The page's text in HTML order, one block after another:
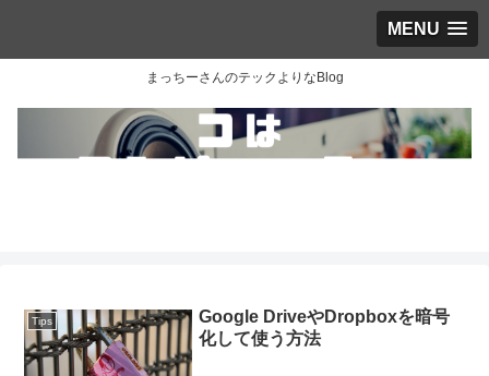
MENU
まっちーさんのテックよりなBlog
Tips
Google DriveやDropboxを暗号
化して使う方法